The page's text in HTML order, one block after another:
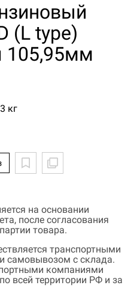
(L type)
105,95мм
кг
на основании
после согласования
товара.
транспортными
самовывозом с склада.
компаниями
всей территории РФ и за